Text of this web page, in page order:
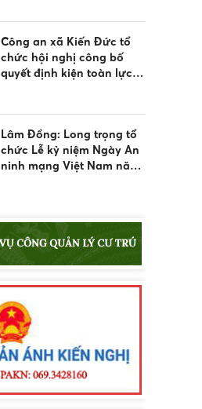
Công an xã Kiến Đức tổ
chức hội nghị công bố
quyết định kiện toàn lực
Lâm Đồng: Long trọng tổ
chức Lễ kỷ niệm Ngày An
ninh mạng Việt Nam năm